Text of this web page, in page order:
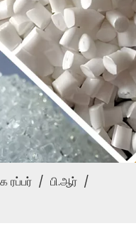
ரப்பர் / பி.ஆர் /